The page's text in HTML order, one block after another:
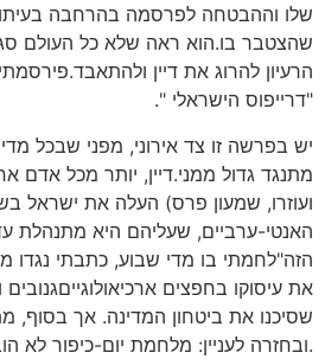
שלו וההבטחה לפרסמה בהרחבה
שהצטבר בו.הוא ראה שלא כל העולם
הרעיון להרוג את דיין
"דרייפוס הישראלי ".
יש בפרשה זו צד אירוני, מפני שבכל
מתנגד גדול ממני.דיין, יותר מכל אדם
האנטי-ערביים, שעליהם היא מתנהלת
הזה"לחמתי בו מדי שבוע, כתבתי
את עיסוקו בחפצים ארכיאולוגייםגנובים
שסיכנו את ביטחון המדינה. אך בסוף,
.ובחזרה לעניין: מלחמת יום-כיפור לא